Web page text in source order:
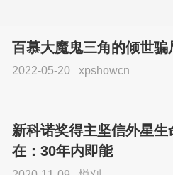
sskfn
百慕大魔鬼三角的倾世骗
2022-05-20 xpshowcn
新科诺奖得主坚信外星生
在：30年内即能